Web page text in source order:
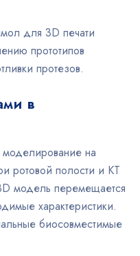
для 3D печати
прототипов
протезов.
в
моделирование на
ротовой полости и КТ
модель перемещается
характеристики.
биосовместимые